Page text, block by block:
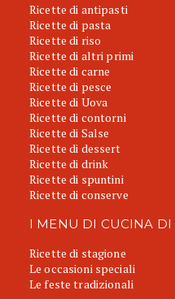
Ricette di antipasti
Ricette di pasta
Ricette di riso
Ricette di altri primi
Ricette di carne
Ricette di pesce
Ricette di Uova
Ricette di contorni
Ricette di Salse
Ricette di dessert
Ricette di drink
Ricette di spuntini
Ricette di conserve
I MENU DI CUCINA DI
Ricette di stagione
Le occasioni speciali
Le feste tradizionali